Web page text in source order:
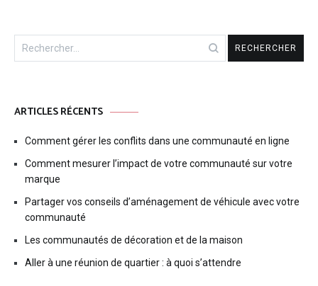
Rechercher :
ARTICLES RÉCENTS
Comment gérer les conflits dans une communauté en ligne
Comment mesurer l’impact de votre communauté sur votre
marque
Partager vos conseils d’aménagement de véhicule avec votre
communauté
Les communautés de décoration et de la maison
Aller à une réunion de quartier : à quoi s’attendre